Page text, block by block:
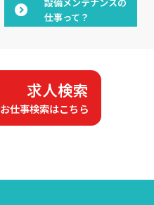
仕事って？
求人検索
お仕事検索はこちら